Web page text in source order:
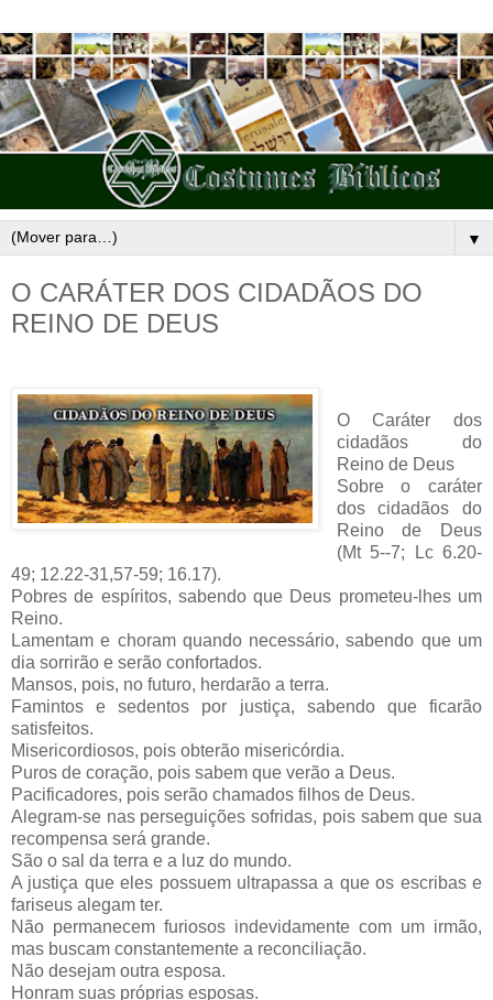
▼
O CARÁTER DOS CIDADÃOS DO
REINO DE DEUS
O Caráter dos
cidadãos do
Reino de Deus
Sobre o caráter
dos cidadãos do
Reino de Deus
(Mt 5--7; Lc 6.20-
49; 12.22-31,57-59; 16.17).
Pobres de espíritos, sabendo que Deus prometeu-lhes um
Reino.
Lamentam e choram quando necessário, sabendo que um
dia sorrirão e serão confortados.
Mansos, pois, no futuro, herdarão a terra.
Famintos e sedentos por justiça, sabendo que ficarão
satisfeitos.
Misericordiosos, pois obterão misericórdia.
Puros de coração, pois sabem que verão a Deus.
Pacificadores, pois serão chamados filhos de Deus.
Alegram-se nas perseguições sofridas, pois sabem que sua
recompensa será grande.
São o sal da terra e a luz do mundo.
A justiça que eles possuem ultrapassa a que os escribas e
fariseus alegam ter.
Não permanecem furiosos indevidamente com um irmão,
mas buscam constantemente a reconciliação.
Não desejam outra esposa.
Honram suas próprias esposas.